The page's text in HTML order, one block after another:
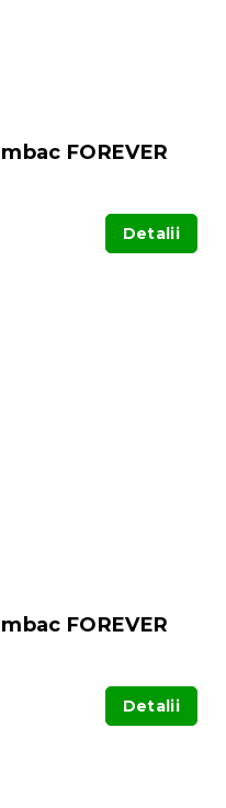
FOREVER
Detalii
FOREVER
Detalii